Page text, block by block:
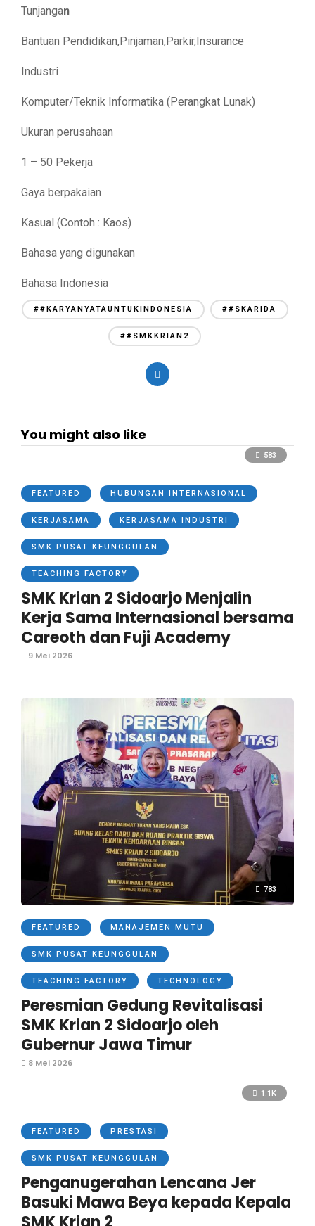
Tunjangan
Bantuan Pendidikan,Pinjaman,Parkir,Insurance
Industri
Komputer/Teknik Informatika (Perangkat Lunak)
Ukuran perusahaan
1 – 50 Pekerja
Gaya berpakaian
Kasual (Contoh : Kaos)
Bahasa yang digunakan
Bahasa Indonesia
##KARYANYATAUNTUKINDONESIA ##SKARIDA
##SMKKRIAN2
You might also like
583
FEATURED HUBUNGAN INTERNASIONAL
KERJASAMA KERJASAMA INDUSTRI
SMK PUSAT KEUNGGULAN
TEACHING FACTORY
SMK Krian 2 Sidoarjo Menjalin
Kerja Sama Internasional bersama
Careoth dan Fuji Academy
9 Mei 2026
783
FEATURED MANAJEMEN MUTU
SMK PUSAT KEUNGGULAN
TEACHING FACTORY TECHNOLOGY
Peresmian Gedung Revitalisasi
SMK Krian 2 Sidoarjo oleh
Gubernur Jawa Timur
8 Mei 2026
1.1K
FEATURED PRESTASI
SMK PUSAT KEUNGGULAN
Penganugerahan Lencana Jer
Basuki Mawa Beya kepada Kepala